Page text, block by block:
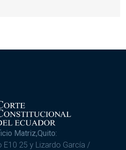
Matriz,Quito:
E10 25 y Lizardo García /